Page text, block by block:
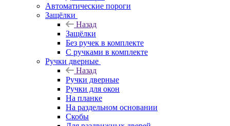
Автоматические пороги
Защёлки
Назад
Защёлки
Без ручек в комплекте
С ручками в комплекте
Ручки дверные
Назад
Ручки дверные
Ручки для окон
На планке
На раздельном основании
Скобы